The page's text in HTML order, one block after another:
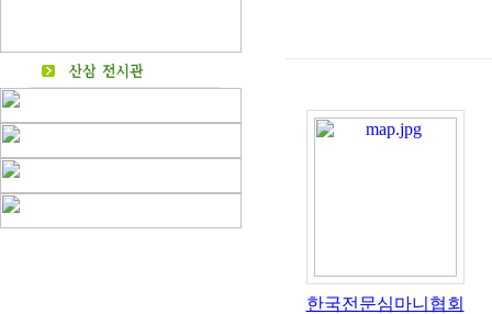
한국전문심마니협회